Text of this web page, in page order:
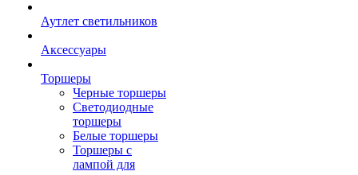
Аутлет светильников
Аксессуары
Торшеры
Черные торшеры
Светодиодные
торшеры
Белые торшеры
Торшеры с
лампой для